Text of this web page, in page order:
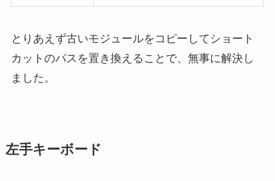
とりあえず古いモジュールをコピーしてショート
カットのパスを置き換えることで、無事に解決し
ました。
左手キーボード